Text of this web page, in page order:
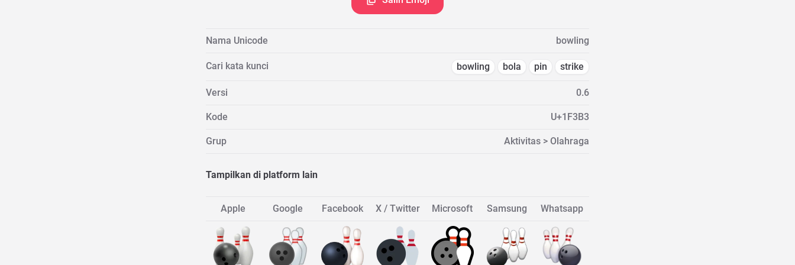
Nama Unicode bowling
Cari kata kunci bowling bola pin strike
Versi 0.6
Kode U+1F3B3
Grup Aktivitas > Olahraga
Tampilkan di platform lain
Apple Google Facebook X / Twitter Microsoft Samsung Whatsapp